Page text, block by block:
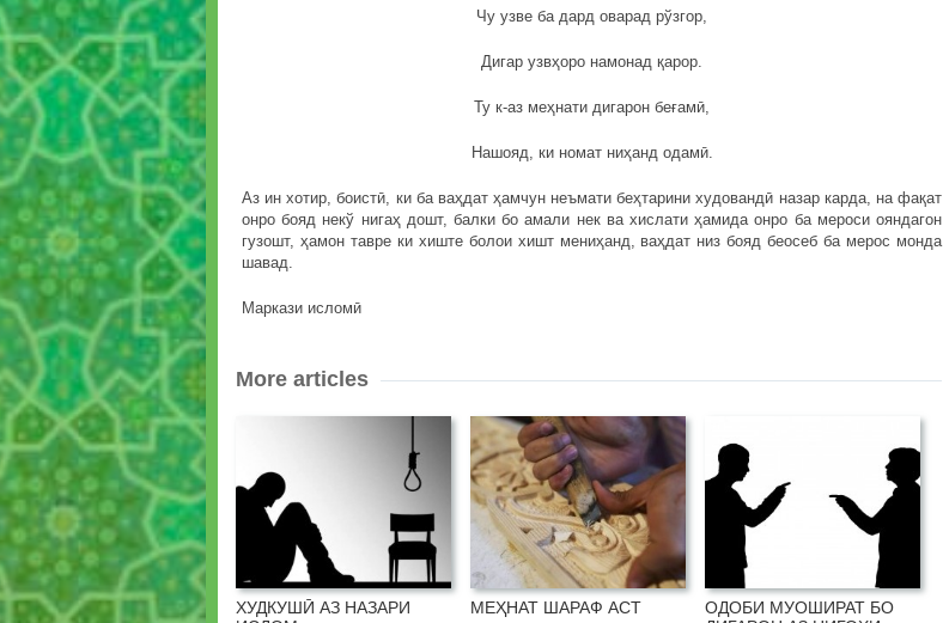
Чу узве ба дард оварад рўзгор,
Дигар узвҳоро намонад қарор.
Ту к-аз меҳнати дигарон беғамӣ,
Нашояд, ки номат ниҳанд одамӣ.
Аз ин хотир, боистӣ, ки ба ваҳдат ҳамчун неъмати беҳтарини худовандӣ назар карда, на фақат
онро бояд некў нигаҳ дошт, балки бо амали нек ва хислати ҳамида онро ба мероси ояндагон
гузошт, ҳамон тавре ки хиште болои хишт мениҳанд, ваҳдат низ бояд беосеб ба мерос монда
шавад.
Маркази исломӣ
More articles
ХУДКУШӢ АЗ НАЗАРИ
МЕҲНАТ ШАРАФ АСТ
ОДОБИ МУОШИРАТ БО